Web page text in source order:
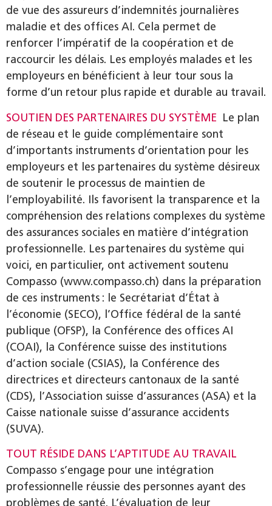
de vue des assureurs d’indemnités journalières
maladie et des offices AI. Cela permet de
renforcer l’impératif de la coopération et de
raccourcir les délais. Les employés malades et les
employeurs en bénéficient à leur tour sous la
forme d’un retour plus rapide et durable au travail.
SOUTIEN DES PARTENAIRES DU SYSTÈME Le plan
de réseau et le guide complémentaire sont
d’importants instruments d’orientation pour les
employeurs et les partenaires du système désireux
de soutenir le processus de maintien de
l’employabilité. Ils favorisent la transparence et la
compréhension des relations complexes du système
des assurances sociales en matière d’intégration
professionnelle. Les partenaires du système qui
voici, en particulier, ont activement soutenu
Compasso (www.compasso.ch) dans la préparation
de ces instruments : le Secrétariat d’État à
l’économie (SECO), l’Office fédéral de la santé
publique (OFSP), la Conférence des offices AI
(COAI), la Conférence suisse des institutions
d’action sociale (CSIAS), la Conférence des
directrices et directeurs cantonaux de la santé
(CDS), l’Association suisse d’assurances (ASA) et la
Caisse nationale suisse d’assurance accidents
(SUVA).
TOUT RÉSIDE DANS L’APTITUDE AU TRAVAIL
Compasso s’engage pour une intégration
professionnelle réussie des personnes ayant des
problèmes de santé. L’évaluation de leur